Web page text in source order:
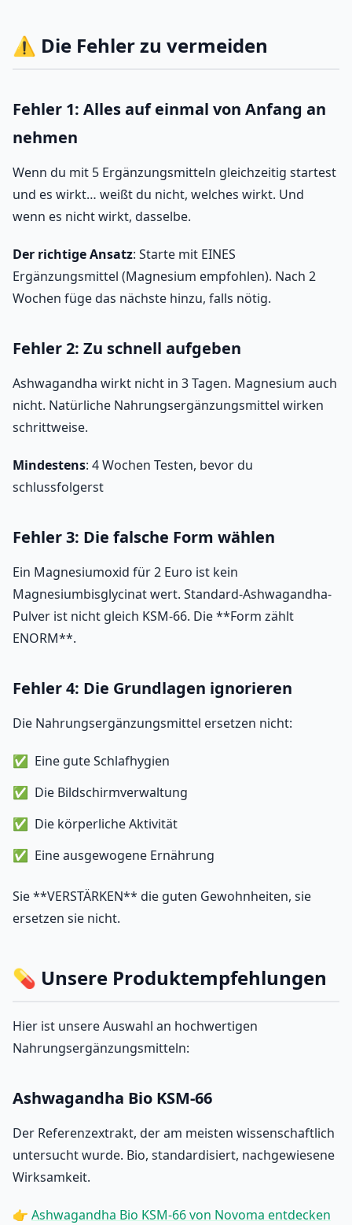
⚠️ Die Fehler zu vermeiden
Fehler 1: Alles auf einmal von Anfang an
nehmen
Wenn du mit 5 Ergänzungsmitteln gleichzeitig startest
und es wirkt… weißt du nicht, welches wirkt. Und
wenn es nicht wirkt, dasselbe.
Der richtige Ansatz: Starte mit EINES
Ergänzungsmittel (Magnesium empfohlen). Nach 2
Wochen füge das nächste hinzu, falls nötig.
Fehler 2: Zu schnell aufgeben
Ashwagandha wirkt nicht in 3 Tagen. Magnesium auch
nicht. Natürliche Nahrungsergänzungsmittel wirken
schrittweise.
Mindestens: 4 Wochen Testen, bevor du
schlussfolgerst
Fehler 3: Die falsche Form wählen
Ein Magnesiumoxid für 2 Euro ist kein
Magnesiumbisglycinat wert. Standard-Ashwagandha-
Pulver ist nicht gleich KSM-66. Die **Form zählt
ENORM**.
Fehler 4: Die Grundlagen ignorieren
Die Nahrungsergänzungsmittel ersetzen nicht:
Eine gute Schlafhygien
Die Bildschirmverwaltung
Die körperliche Aktivität
Eine ausgewogene Ernährung
Sie **VERSTÄRKEN** die guten Gewohnheiten, sie
ersetzen sie nicht.
💊 Unsere Produktempfehlungen
Hier ist unsere Auswahl an hochwertigen
Nahrungsergänzungsmitteln:
Ashwagandha Bio KSM-66
Der Referenzextrakt, der am meisten wissenschaftlich
untersucht wurde. Bio, standardisiert, nachgewiesene
Wirksamkeit.
👉 Ashwagandha Bio KSM-66 von Novoma entdecken